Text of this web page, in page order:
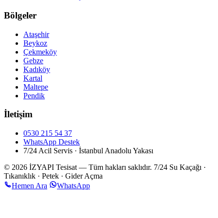
Bölgeler
Ataşehir
Beykoz
Çekmeköy
Gebze
Kadıköy
Kartal
Maltepe
Pendik
İletişim
0530 215 54 37
WhatsApp Destek
7/24 Acil Servis · İstanbul Anadolu Yakası
© 2026 İZYAPI Tesisat — Tüm hakları saklıdır. 7/24 Su Kaçağı ·
Tıkanıklık · Petek · Gider Açma
Hemen Ara
WhatsApp